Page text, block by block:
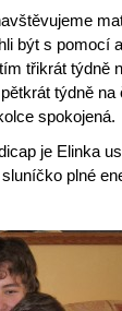
být s pomocí
třikrát týdně
týdně
spokojená.
je Elinka
plné